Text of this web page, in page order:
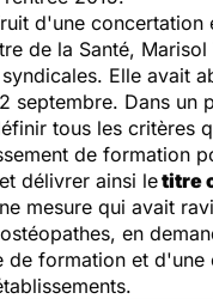
d'une concertation
de la Santé,
Elle avait
septembre. Dans un
tous les critères
de formation
délivrer ainsi letitre
mesure qui avait
en
de formation et d'une